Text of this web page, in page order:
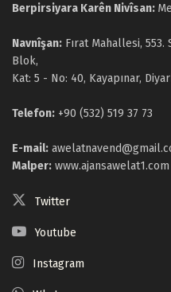
Berpirsiyara Karên Nivîsan:
Navnîşan: Fırat Mahallesi,
Blok,
Kat: 5 - No: 40, Kayapınar,
Telefon: +90 (532) 519 37 73
E-mail:
Malper: www.ajansawelat1.com
Twitter
Youtube
Instagram